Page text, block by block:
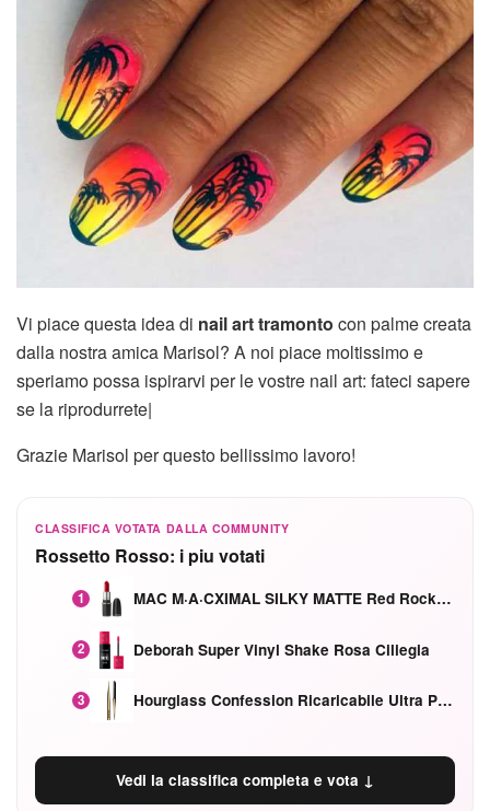
Vi piace questa idea di nail art tramonto con palme creata
dalla nostra amica Marisol? A noi piace moltissimo e
speriamo possa ispirarvi per le vostre nail art: fateci sapere
se la riprodurrete|
Grazie Marisol per questo bellissimo lavoro!
CLASSIFICA VOTATA DALLA COMMUNITY
Rossetto Rosso: i piu votati
1 MAC M·A·CXIMAL SILKY MATTE Red Rock mat
2 Deborah Super Vinyl Shake Rosa Ciliegia
3 Hourglass Confession Ricaricabile Ultra Preciso Ad Alta Intensità Secretly Classic Red
Vedi la classifica completa e vota ↓